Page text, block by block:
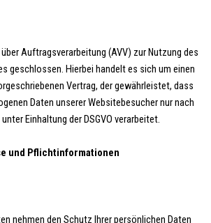
Auftragsverarbeitung (AVV) zur Nutzung des
geschlossen. Hierbei handelt es sich um einen
Vertrag, der gewährleistet, dass
Daten unserer Websitebesucher nur nach
Einhaltung der DSGVO verarbeitet.
und Pflichtinformationen
nehmen den Schutz Ihrer persönlichen Daten